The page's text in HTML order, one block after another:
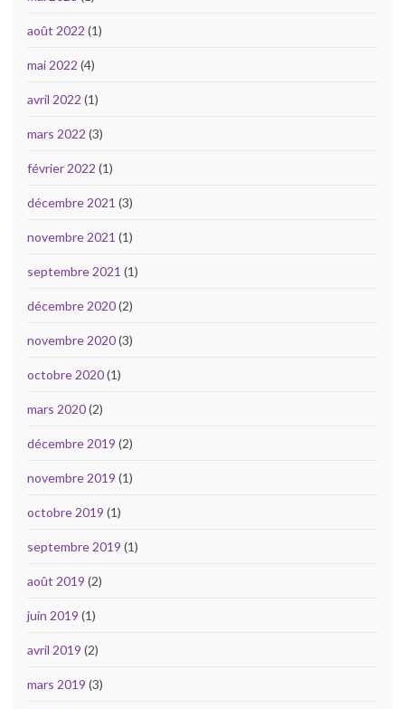
août 2022 (1)
mai 2022 (4)
avril 2022 (1)
mars 2022 (3)
février 2022 (1)
décembre 2021 (3)
novembre 2021 (1)
septembre 2021 (1)
décembre 2020(2)
novembre 2020(3)
octobre 2020(1)
mars 2020(2)
décembre 2019 (2)
novembre 2019 (1)
octobre 2019 (1)
septembre 2019 (1)
août 2019 (2)
juin 2019 (1)
avril 2019 (2)
mars 2019 (3)